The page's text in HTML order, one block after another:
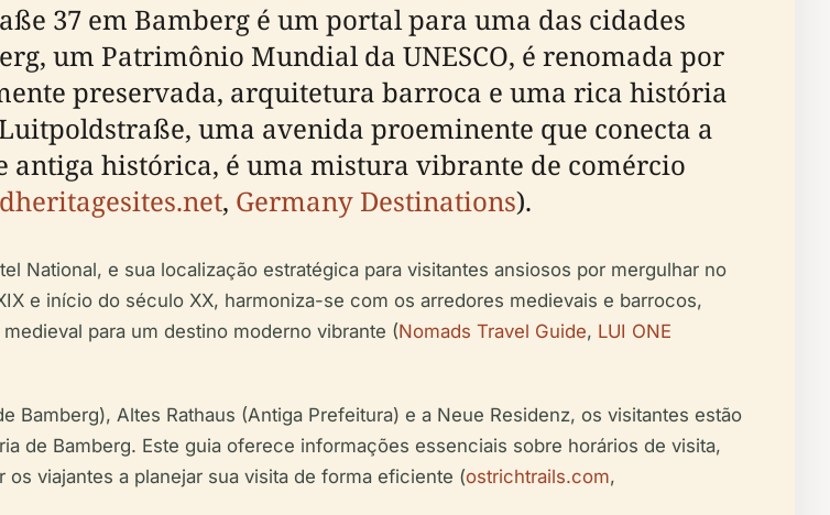
37 em Bamberg é um portal para uma das cidades
um Patrimônio Mundial da UNESCO, é renomada por
preservada, arquitetura barroca e uma rica história
uma avenida proeminente que conecta a
antiga histórica, é uma mistura vibrante de comércio
, Germany Destinations).
National, e sua localização estratégica para visitantes ansiosos por mergulhar no
e início do século XX, harmoniza-se com os arredores medievais e barrocos,
para um destino moderno vibrante (Nomads Travel Guide, LUI ONE
Bamberg), Altes Rathaus (Antiga Prefeitura) e a Neue Residenz, os visitantes estão
de Bamberg. Este guia oferece informações essenciais sobre horários de visita,
viajantes a planejar sua visita de forma eficiente (ostrichtrails.com,